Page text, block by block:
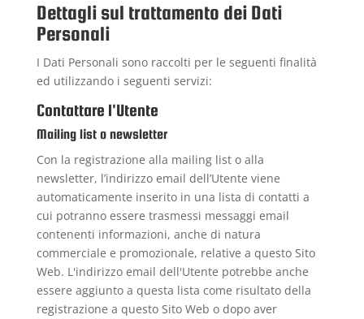
Dettagli sul trattamento dei Dati
Personali
I Dati Personali sono raccolti per le seguenti finalità
ed utilizzando i seguenti servizi:
Contattare l'Utente
Mailing list o newsletter
Con la registrazione alla mailing list o alla
newsletter, l’indirizzo email dell’Utente viene
automaticamente inserito in una lista di contatti a
cui potranno essere trasmessi messaggi email
contenenti informazioni, anche di natura
commerciale e promozionale, relative a questo Sito
Web. L'indirizzo email dell'Utente potrebbe anche
essere aggiunto a questa lista come risultato della
registrazione a questo Sito Web o dopo aver